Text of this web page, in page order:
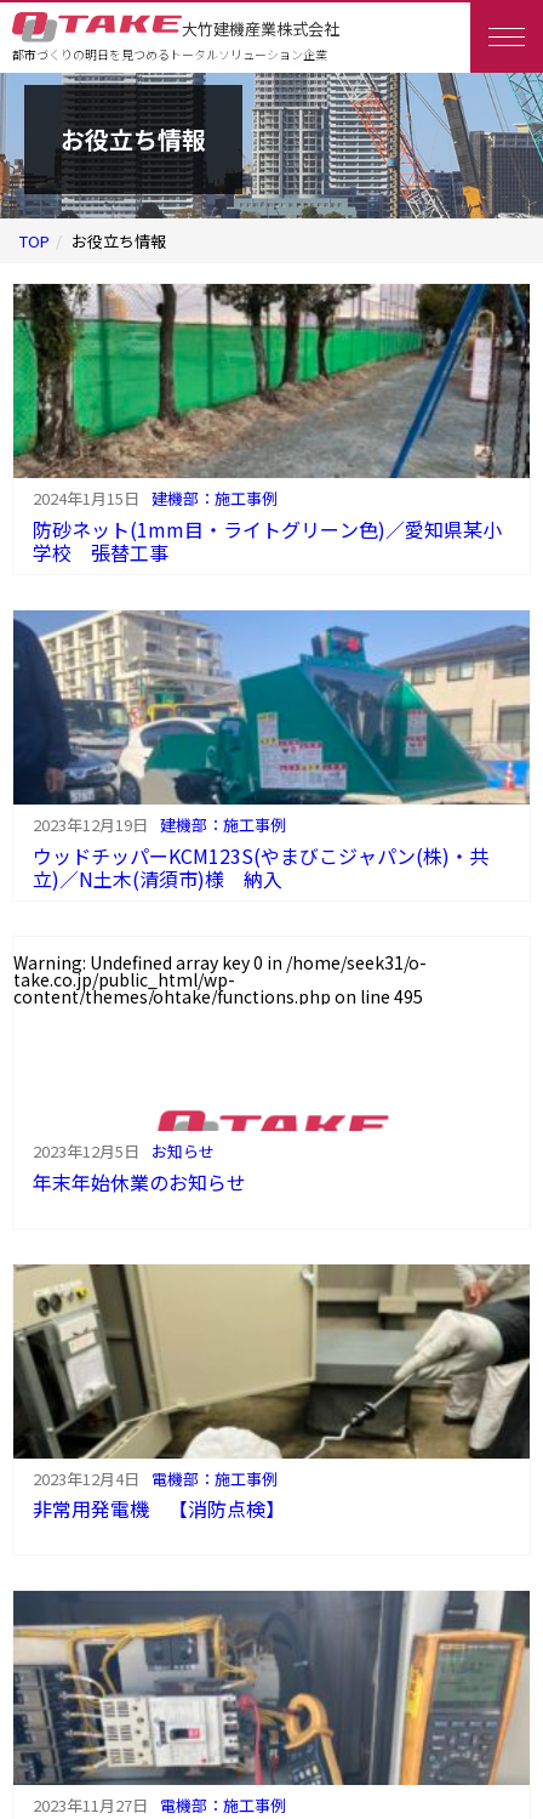
大竹建機産業株式会社
都市づくりの明日を見つめるトータルソリューション企業
お役立ち情報
TOP お役立ち情報
2024年1月15日 建機部：施工事例
防砂ネット(1mm目・ライトグリーン色)／愛知県某小
学校 張替工事
2023年12月19日 建機部：施工事例
ウッドチッパーKCM123S(やまびこジャパン(株)・共
立)／N土木(清須市)様 納入
Warning: Undefined array key 0 in /home/seek31/o-
take.co.jp/public_html/wp-
content/themes/ohtake/functions.php on line 495
2023年12月5日 お知らせ
年末年始休業のお知らせ
2023年12月4日 電機部：施工事例
非常用発電機 【消防点検】
2023年11月27日 電機部：施工事例